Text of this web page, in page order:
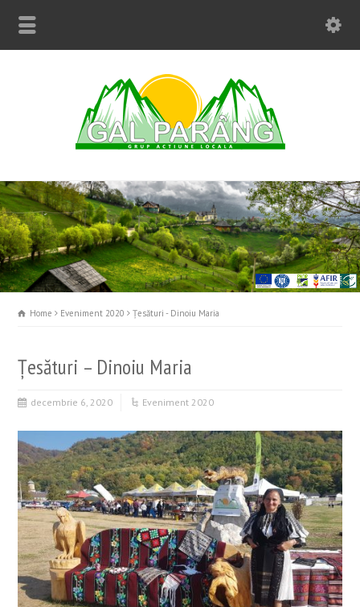
Home Eveniment 2020 Țesături - Dinoiu Maria
Țesături – Dinoiu Maria
decembrie 6, 2020 Eveniment 2020